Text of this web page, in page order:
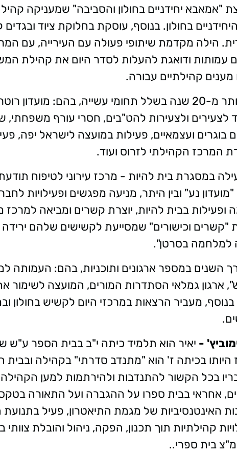
"אמאבא יחידניים בחולון והסביבה" שמעניקה
בחולון. בנוסף, עוסקת בחלוקת ציוד ובגדים
הילה מקדמת שיתופי פעולה עם העירייה, עם
עמותות ודואגת להעלות לסדר היום את קהילת
מענים קהילתיים עבורה.
משה מתנדב יותר מ-20 שנה בשלל תחומי עשייה, בהם: מועדון
לצעירים ולצעירות להט"בים, חסרי עורף משפחתי,
בוגרים ועצמאיים, פעילות במועצה לישראל יפה,
המרכז הקהילתי לזרוס ועוד.
במסגרת בית להיות - מרכז עירוני לטיפוח
נע" ובין היתר, מניעה מפגשים ופעילויות
ופעילות בבית להיות, יוצרת קשרים ומביאה למרכז
"קשרים וכישורים" שמסייעת לקשישים שלהם ירידה
למלחמה בסרטן".
השנים במספר ארגונים ותוכניות, בהם: העמותה
ארגון גמלאי הסתדרות המורים, המועצה לשימור
מעביר הרצאות במרכזי היום לקשיש בחולון
- יאיר הוא תלמיד כיתה י"ב בבית הספר ע"ש
היותו בכיתה ז' הוא "מתנדב סדרתי" בקהילה ובבית
בכל הקשור להתנדבות ולהירתמות למען
אחראי בבית ספרו על ההגברה ועל התאורה
האינטנסיביות של מגמת התיאטרון, פעיל בתנועת
קהילתיות תוך תכנון, הפקה, ניהול והובלת צוותי
בית ספרי..